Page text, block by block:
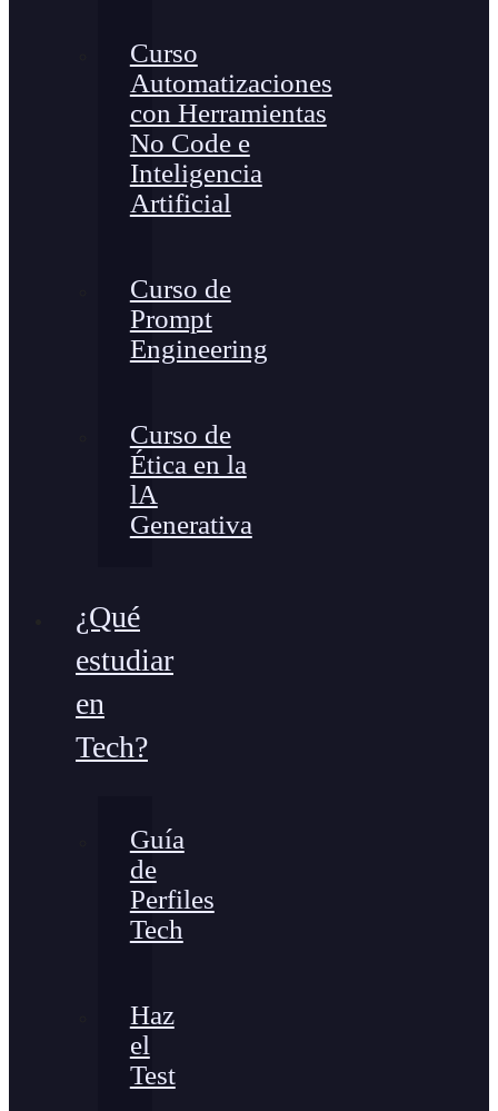
Curso
Automatizaciones
con Herramientas
No Code e
Inteligencia
Artificial
Curso de
Prompt
Engineering
Curso de
Ética en la
lA
Generativa
¿Qué
estudiar
en
Tech?
Guía
de
Perfiles
Tech
Haz
el
Test